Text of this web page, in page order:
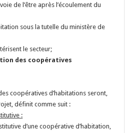
de l’être après l’écoulement du
sous la tutelle du ministère de
le secteur;
des coopératives
coopératives d’habitations seront,
définit comme suit :
:
d’une coopérative d’habitation,